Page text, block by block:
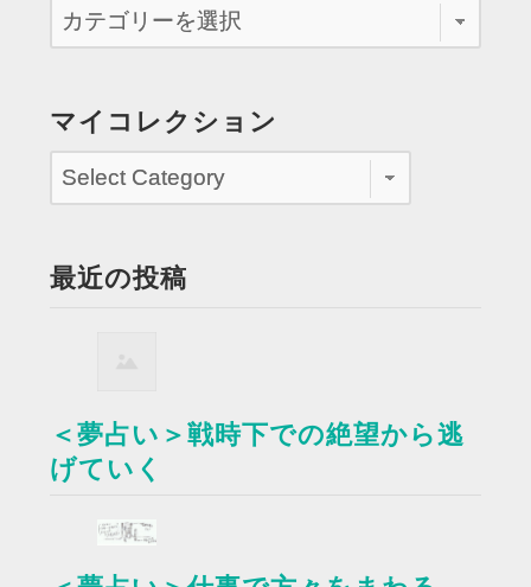
マイコレクション
最近の投稿
＜夢占い＞戦時下での絶望から逃
げていく